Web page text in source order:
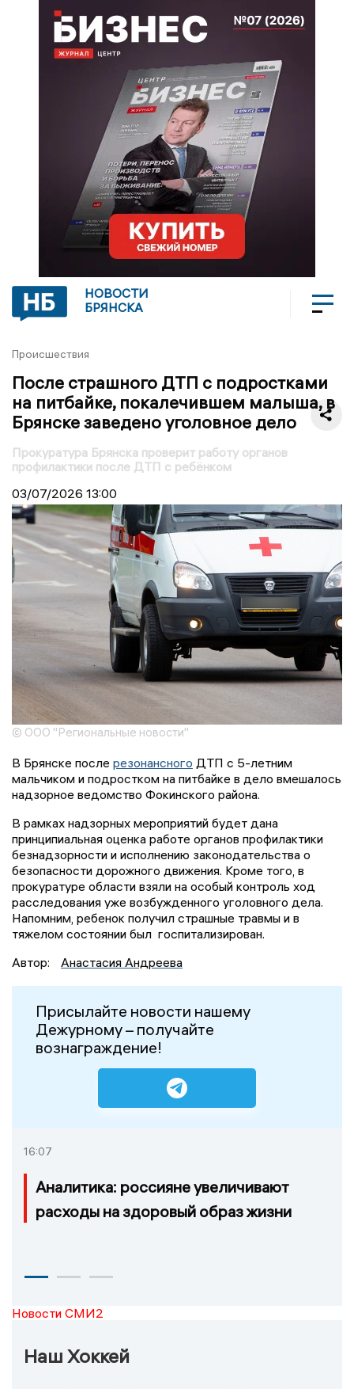
НОВОСТИ
БРЯНСКА
Происшествия
После страшного ДТП с подростками
на питбайке, покалечившем малыша, в
Брянске заведено уголовное дело
Прокуратура Брянска проверит работу органов
профилактики после ДТП с ребёнком
03/07/2026 13:00
© ООО "Региональные новости"
В Брянске после резонансного ДТП с 5-летним
мальчиком и подростком на питбайке в дело вмешалось
надзорное ведомство Фокинского района.
В рамках надзорных мероприятий будет дана
принципиальная оценка работе органов профилактики
безнадзорности и исполнению законодательства о
безопасности дорожного движения. Кроме того, в
прокуратуре области взяли на особый контроль ход
расследования уже возбужденного уголовного дела.
Напомним, ребенок получил страшные травмы и в
тяжелом состоянии был госпитализирован.
Автор:
Анастасия Андреева
Присылайте новости нашему
Дежурному – получайте
вознаграждение!
16:07
Аналитика: россияне увеличивают
расходы на здоровый образ жизни
Новости СМИ2
Наш Хоккей